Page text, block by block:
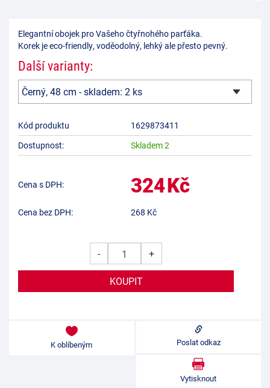
Elegantní obojek pro Vašeho čtyřnohého parťáka.
Korek je eco-friendly, voděodolný, lehký ale přesto pevný.
Další varianty:
Kód produktu
1629873411
Dostupnost:
Skladem 2
Cena s DPH: 324Kč
Cena bez DPH: 268 Kč
- +
K oblíbeným Poslat odkaz
Vytisknout